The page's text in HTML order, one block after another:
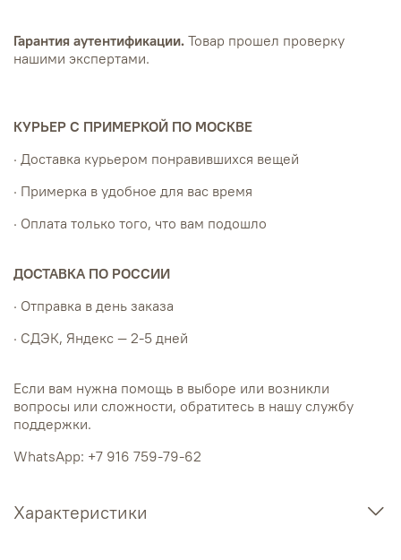
Гарантия аутентификации. Товар прошел проверку
нашими экспертами.
КУРЬЕР С ПРИМЕРКОЙ ПО МОСКВЕ
· Доставка курьером понравившихся вещей
· Примерка в удобное для вас время
· Оплата только того, что вам подошло
ДОСТАВКА ПО РОССИИ
· Отправка в день заказа
· СДЭК, Яндекс — 2-5 дней
Если вам нужна помощь в выборе или возникли
вопросы или сложности, обратитесь в нашу службу
поддержки.
WhatsApp: +7 916 759-79-62
Характеристики